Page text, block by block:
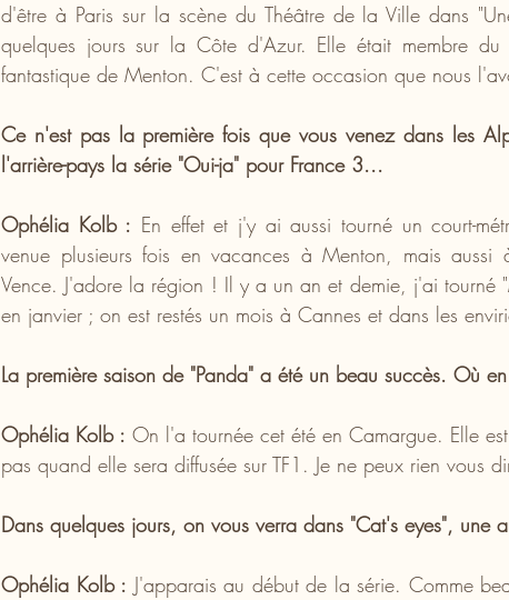
d'être à Paris sur la scène du Théâtre de la Ville dans
quelques jours sur la Côte d'Azur. Elle était membre
fantastique de Menton. C'est à cette occasion que nous
Ce n'est pas la première fois que vous venez dans les
l'arrière-pays la série "Oui-ja" pour France 3...
Ophélia Kolb : En effet et j'y ai aussi tourné un court-
venue plusieurs fois en vacances à Menton, mais aussi
Vence. J'adore la région ! Il y a un an et demie, j'ai tourné
en janvier ; on est restés un mois à Cannes et dans les
La première saison de "Panda" a été un beau succès. Où
Ophélia Kolb : On l'a tournée cet été en Camargue. Elle
pas quand elle sera diffusée sur TF1. Je ne peux rien vous
Dans quelques jours, on vous verra dans "Cat's eyes", une
Ophélia Kolb : J'apparais au début de la série. Comme